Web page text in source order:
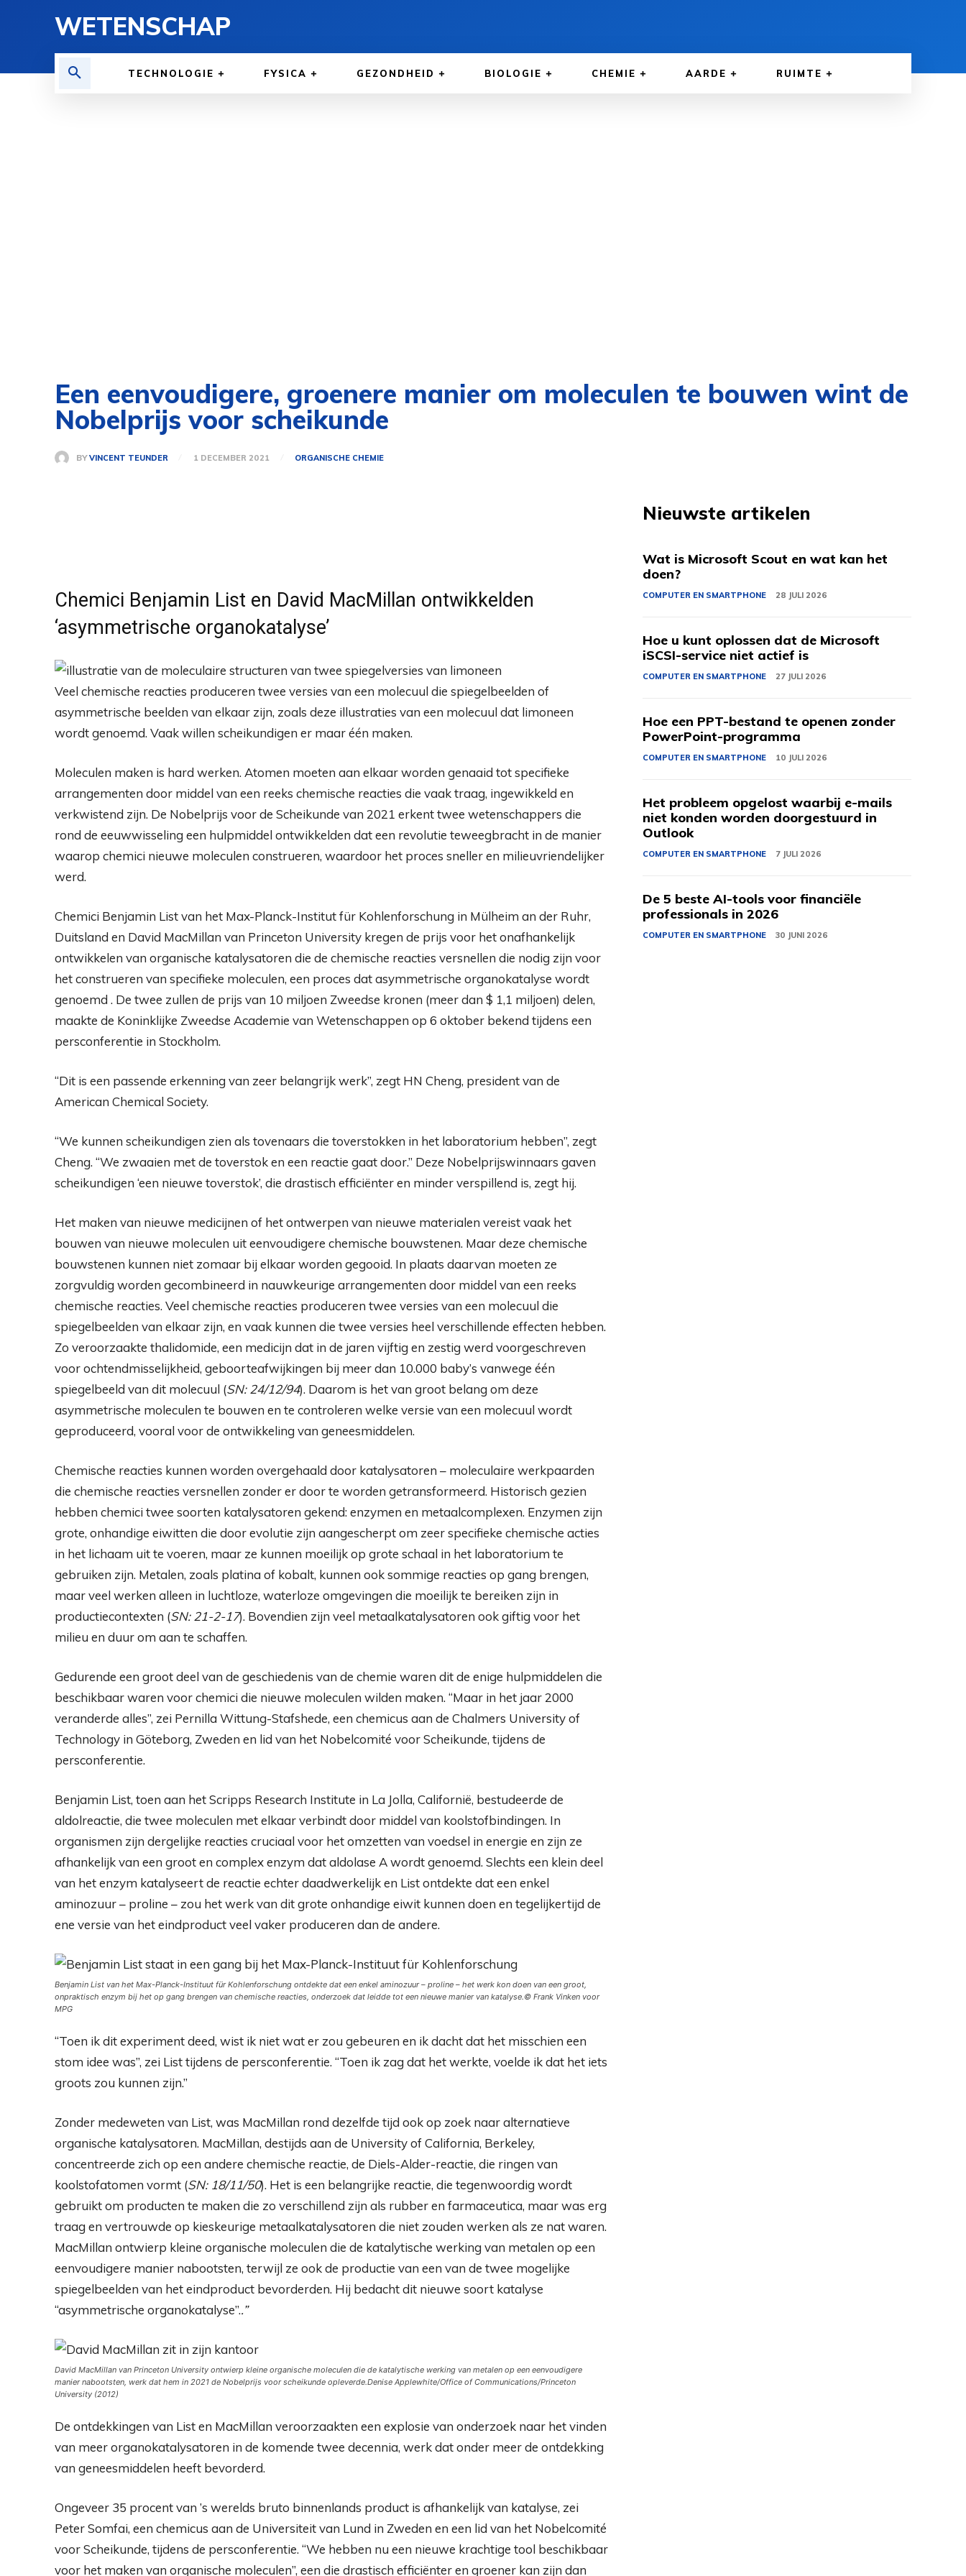
WETENSCHAP
TECHNOLOGIE FYSICA GEZONDHEID BIOLOGIE CHEMIE AARDE RUIMTE
Een eenvoudigere, groenere manier om moleculen te bouwen wint de
Nobelprijs voor scheikunde
BY VINCENT TEUNDER 1 DECEMBER 2021 ORGANISCHE CHEMIE
Chemici Benjamin List en David MacMillan ontwikkelden
‘asymmetrische organokatalyse’
Veel chemische reacties produceren twee versies van een molecuul die spiegelbeelden of
asymmetrische beelden van elkaar zijn, zoals deze illustraties van een molecuul dat limoneen
wordt genoemd. Vaak willen scheikundigen er maar één maken.
Moleculen maken is hard werken. Atomen moeten aan elkaar worden genaaid tot specifieke
arrangementen door middel van een reeks chemische reacties die vaak traag, ingewikkeld en
verkwistend zijn. De Nobelprijs voor de Scheikunde van 2021 erkent twee wetenschappers die
rond de eeuwwisseling een hulpmiddel ontwikkelden dat een revolutie teweegbracht in de manier
waarop chemici nieuwe moleculen construeren, waardoor het proces sneller en milieuvriendelijker
werd.
Chemici Benjamin List van het Max-Planck-Institut für Kohlenforschung in Mülheim an der Ruhr,
Duitsland en David MacMillan van Princeton University kregen de prijs voor het onafhankelijk
ontwikkelen van organische katalysatoren die de chemische reacties versnellen die nodig zijn voor
het construeren van specifieke moleculen, een proces dat asymmetrische organokatalyse wordt
genoemd . De twee zullen de prijs van 10 miljoen Zweedse kronen (meer dan $ 1,1 miljoen) delen,
maakte de Koninklijke Zweedse Academie van Wetenschappen op 6 oktober bekend tijdens een
persconferentie in Stockholm.
“Dit is een passende erkenning van zeer belangrijk werk”, zegt HN Cheng, president van de
American Chemical Society.
“We kunnen scheikundigen zien als tovenaars die toverstokken in het laboratorium hebben”, zegt
Cheng. “We zwaaien met de toverstok en een reactie gaat door.” Deze Nobelprijswinnaars gaven
scheikundigen ‘een nieuwe toverstok’, die drastisch efficiënter en minder verspillend is, zegt hij.
Het maken van nieuwe medicijnen of het ontwerpen van nieuwe materialen vereist vaak het
bouwen van nieuwe moleculen uit eenvoudigere chemische bouwstenen. Maar deze chemische
bouwstenen kunnen niet zomaar bij elkaar worden gegooid. In plaats daarvan moeten ze
zorgvuldig worden gecombineerd in nauwkeurige arrangementen door middel van een reeks
chemische reacties. Veel chemische reacties produceren twee versies van een molecuul die
spiegelbeelden van elkaar zijn, en vaak kunnen die twee versies heel verschillende effecten hebben.
Zo veroorzaakte thalidomide, een medicijn dat in de jaren vijftig en zestig werd voorgeschreven
voor ochtendmisselijkheid, geboorteafwijkingen bij meer dan 10.000 baby’s vanwege één
spiegelbeeld van dit molecuul (SN: 24/12/94). Daarom is het van groot belang om deze
asymmetrische moleculen te bouwen en te controleren welke versie van een molecuul wordt
geproduceerd, vooral voor de ontwikkeling van geneesmiddelen.
Chemische reacties kunnen worden overgehaald door katalysatoren – moleculaire werkpaarden
die chemische reacties versnellen zonder er door te worden getransformeerd. Historisch gezien
hebben chemici twee soorten katalysatoren gekend: enzymen en metaalcomplexen. Enzymen zijn
grote, onhandige eiwitten die door evolutie zijn aangescherpt om zeer specifieke chemische acties
in het lichaam uit te voeren, maar ze kunnen moeilijk op grote schaal in het laboratorium te
gebruiken zijn. Metalen, zoals platina of kobalt, kunnen ook sommige reacties op gang brengen,
maar veel werken alleen in luchtloze, waterloze omgevingen die moeilijk te bereiken zijn in
productiecontexten (SN: 21-2-17). Bovendien zijn veel metaalkatalysatoren ook giftig voor het
milieu en duur om aan te schaffen.
Gedurende een groot deel van de geschiedenis van de chemie waren dit de enige hulpmiddelen die
beschikbaar waren voor chemici die nieuwe moleculen wilden maken. “Maar in het jaar 2000
veranderde alles”, zei Pernilla Wittung-Stafshede, een chemicus aan de Chalmers University of
Technology in Göteborg, Zweden en lid van het Nobelcomité voor Scheikunde, tijdens de
persconferentie.
Benjamin List, toen aan het Scripps Research Institute in La Jolla, Californië, bestudeerde de
aldolreactie, die twee moleculen met elkaar verbindt door middel van koolstofbindingen. In
organismen zijn dergelijke reacties cruciaal voor het omzetten van voedsel in energie en zijn ze
afhankelijk van een groot en complex enzym dat aldolase A wordt genoemd. Slechts een klein deel
van het enzym katalyseert de reactie echter daadwerkelijk en List ontdekte dat een enkel
aminozuur – proline – zou het werk van dit grote onhandige eiwit kunnen doen en tegelijkertijd de
ene versie van het eindproduct veel vaker produceren dan de andere.
Benjamin List van het Max-Planck-Instituut für Kohlenforschung ontdekte dat een enkel aminozuur – proline – het werk kon doen van een groot,
onpraktisch enzym bij het op gang brengen van chemische reacties, onderzoek dat leidde tot een nieuwe manier van katalyse.© Frank Vinken voor
MPG
“Toen ik dit experiment deed, wist ik niet wat er zou gebeuren en ik dacht dat het misschien een
stom idee was”, zei List tijdens de persconferentie. “Toen ik zag dat het werkte, voelde ik dat het iets
groots zou kunnen zijn.”
Zonder medeweten van List, was MacMillan rond dezelfde tijd ook op zoek naar alternatieve
organische katalysatoren. MacMillan, destijds aan de University of California, Berkeley,
concentreerde zich op een andere chemische reactie, de Diels-Alder-reactie, die ringen van
koolstofatomen vormt (SN: 18/11/50). Het is een belangrijke reactie, die tegenwoordig wordt
gebruikt om producten te maken die zo verschillend zijn als rubber en farmaceutica, maar was erg
traag en vertrouwde op kieskeurige metaalkatalysatoren die niet zouden werken als ze nat waren.
MacMillan ontwierp kleine organische moleculen die de katalytische werking van metalen op een
eenvoudigere manier nabootsten, terwijl ze ook de productie van een van de twee mogelijke
spiegelbeelden van het eindproduct bevorderden. Hij bedacht dit nieuwe soort katalyse
“asymmetrische organokatalyse”..”
David MacMillan van Princeton University ontwierp kleine organische moleculen die de katalytische werking van metalen op een eenvoudigere
manier nabootsten, werk dat hem in 2021 de Nobelprijs voor scheikunde opleverde.Denise Applewhite/Office of Communications/Princeton
University (2012)
De ontdekkingen van List en MacMillan veroorzaakten een explosie van onderzoek naar het vinden
van meer organokatalysatoren in de komende twee decennia, werk dat onder meer de ontdekking
van geneesmiddelen heeft bevorderd.
Ongeveer 35 procent van ’s werelds bruto binnenlands product is afhankelijk van katalyse, zei
Peter Somfai, een chemicus aan de Universiteit van Lund in Zweden en een lid van het Nobelcomité
voor Scheikunde, tijdens de persconferentie. “We hebben nu een nieuwe krachtige tool beschikbaar
voor het maken van organische moleculen”, een die drastisch efficiënter en groener kan zijn dan
Nieuwste artikelen
Wat is Microsoft Scout en wat kan het
doen?
COMPUTER EN SMARTPHONE 28 JULI 2026
Hoe u kunt oplossen dat de Microsoft
iSCSI-service niet actief is
COMPUTER EN SMARTPHONE 27 JULI 2026
Hoe een PPT-bestand te openen zonder
PowerPoint-programma
COMPUTER EN SMARTPHONE 10 JULI 2026
Het probleem opgelost waarbij e-mails
niet konden worden doorgestuurd in
Outlook
COMPUTER EN SMARTPHONE 7 JULI 2026
De 5 beste AI-tools voor financiële
professionals in 2026
COMPUTER EN SMARTPHONE 30 JUNI 2026